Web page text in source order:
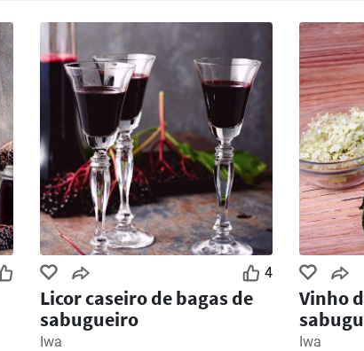
4
Licor caseiro de bagas de
sabugueiro
Iwa
Vinho
Iwa